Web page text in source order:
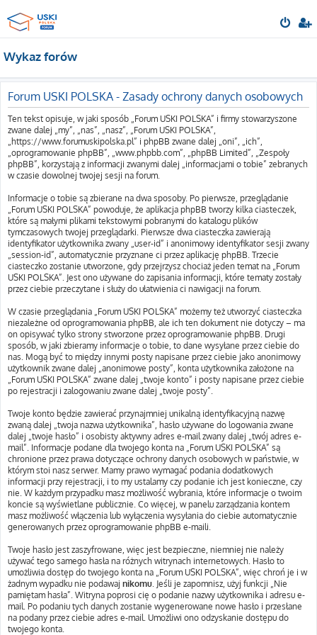
Wykaz forów
Forum USKI POLSKA - Zasady ochrony danych osobowych
Ten tekst opisuje, w jaki sposób „Forum USKI POLSKA” i firmy stowarzyszone
zwane dalej „my”, „nas”, „nasz”, „Forum USKI POLSKA”,
„https://www.forumuskipolska.pl” i phpBB zwane dalej „oni”, „ich”,
„oprogramowanie phpBB”, „www.phpbb.com”, „phpBB Limited”, „Zespoły
phpBB”, korzystają z informacji zwanymi dalej „informacjami o tobie” zebranych
w czasie dowolnej twojej sesji na forum.
Informacje o tobie są zbierane na dwa sposoby. Po pierwsze, przeglądanie
„Forum USKI POLSKA” powoduje, że aplikacja phpBB tworzy kilka ciasteczek,
które są małymi plikami tekstowymi pobranymi do katalogu plików
tymczasowych twojej przeglądarki. Pierwsze dwa ciasteczka zawierają
identyfikator użytkownika zwany „user-id” i anonimowy identyfikator sesji zwany
„session-id”, automatycznie przyznane ci przez aplikację phpBB. Trzecie
ciasteczko zostanie utworzone, gdy przejrzysz chociaż jeden temat na „Forum
USKI POLSKA”. Jest ono używane do zapisania informacji, które tematy zostały
przez ciebie przeczytane i służy do ułatwienia ci nawigacji na forum.
W czasie przeglądania „Forum USKI POLSKA” możemy też utworzyć ciasteczka
niezależne od oprogramowania phpBB, ale ich ten dokument nie dotyczy – ma
on opisywać tylko strony stworzone przez oprogramowanie phpBB. Drugi
sposób, w jaki zbieramy informacje o tobie, to dane wysyłane przez ciebie do
nas. Mogą być to między innymi posty napisane przez ciebie jako anonimowy
użytkownik zwane dalej „anonimowe posty”, konta użytkownika założone na
„Forum USKI POLSKA” zwane dalej „twoje konto” i posty napisane przez ciebie
po rejestracji i zalogowaniu zwane dalej „twoje posty”.
Twoje konto będzie zawierać przynajmniej unikalną identyfikacyjną nazwę
zwaną dalej „twoja nazwa użytkownika”, hasło używane do logowania zwane
dalej „twoje hasło” i osobisty aktywny adres e-mail zwany dalej „twój adres e-
mail”. Informacje podane dla twojego konta na „Forum USKI POLSKA” są
chronione przez prawa dotyczące ochrony danych osobowych w państwie, w
którym stoi nasz serwer. Mamy prawo wymagać podania dodatkowych
informacji przy rejestracji, i to my ustalamy czy podanie ich jest konieczne, czy
nie. W każdym przypadku masz możliwość wybrania, które informacje o twoim
koncie są wyświetlane publicznie. Co więcej, w panelu zarządzania kontem
masz możliwość włączenia lub wyłączenia wysyłania do ciebie automatycznie
generowanych przez oprogramowanie phpBB e-maili.
Twoje hasło jest zaszyfrowane, więc jest bezpieczne, niemniej nie należy
używać tego samego hasła na różnych witrynach internetowych. Hasło to
umożliwia dostęp do twojego konta na „Forum USKI POLSKA”, więc chroń je i w
żadnym wypadku nie podawaj nikomu. Jeśli je zapomnisz, użyj funkcji „Nie
pamiętam hasła”. Witryna poprosi cię o podanie nazwy użytkownika i adresu e-
mail. Po podaniu tych danych zostanie wygenerowane nowe hasło i przesłane
na podany przez ciebie adres e-mail. Umożliwi ono odzyskanie dostępu do
twojego konta.